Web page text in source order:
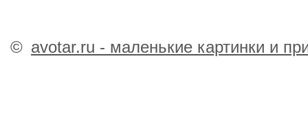
© avotar.ru - маленькие картинки и